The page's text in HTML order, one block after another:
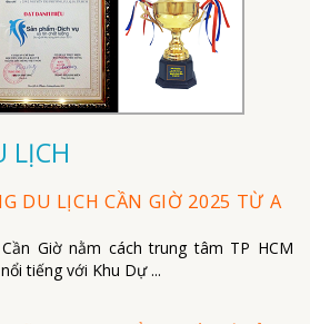
LỊCH
DU LỊCH CẦN GIỜ 2025 TỪ A
Giờ nằm cách trung tâm TP HCM
tiếng với Khu Dự ...